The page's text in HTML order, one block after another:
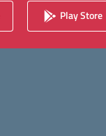
Play Store